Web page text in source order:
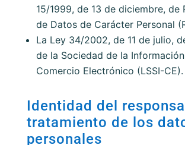
15/1999, de 13 de diciembre, de
de Datos de Carácter Personal
La Ley 34/2002, de 11 de julio,
de la Sociedad de la
Comercio Electrónico (LSSI-CE).
Identidad del
tratamiento de los
personales